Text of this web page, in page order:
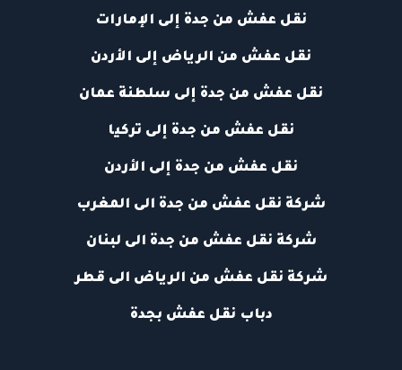
نقل عفش من جدة إلى الإمارات
نقل عفش من الرياض إلى الأردن
نقل عفش من جدة إلى سلطنة عمان
نقل عفش من جدة إلى تركيا
نقل عفش من جدة إلى الأردن
شركة نقل عفش من جدة الى المغرب
شركة نقل عفش من جدة الى لبنان
شركة نقل عفش من الرياض الى قطر
دباب نقل عفش بجدة